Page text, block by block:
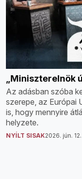
„Miniszterelnök
Az adásban szóba
szerepe, az Európai
is, hogy mennyire
helyzete.
NYÍLT SISAK2026. jún. 12.